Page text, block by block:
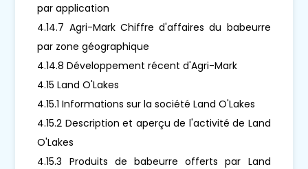
par application
4.14.7 Agri-Mark Chiffre d'affaires du babeurre
par zone géographique
4.14.8 Développement récent d'Agri-Mark
4.15 Land O'Lakes
4.15.1 Informations sur la société Land O'Lakes
4.15.2 Description et aperçu de l'activité de Land
O'Lakes
4.15.3 Produits de babeurre offerts par Land